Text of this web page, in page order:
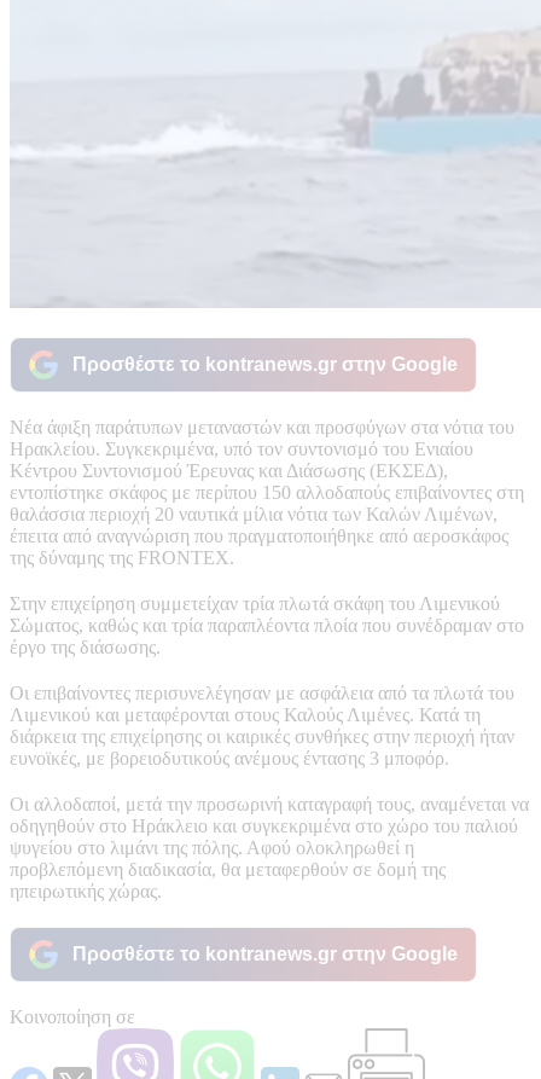
Προσθέστε το kontranews.gr στην Google
Νέα άφιξη παράτυπων μεταναστών και προσφύγων στα νότια του
Ηρακλείου. Συγκεκριμένα, υπό τον συντονισμό του Ενιαίου
Κέντρου Συντονισμού Έρευνας και Διάσωσης (ΕΚΣΕΔ),
εντοπίστηκε σκάφος με περίπου 150 αλλοδαπούς επιβαίνοντες στη
θαλάσσια περιοχή 20 ναυτικά μίλια νότια των Καλών Λιμένων,
έπειτα από αναγνώριση που πραγματοποιήθηκε από αεροσκάφος
της δύναμης της FRONTEX.
Στην επιχείρηση συμμετείχαν τρία πλωτά σκάφη του Λιμενικού
Σώματος, καθώς και τρία παραπλέοντα πλοία που συνέδραμαν στο
έργο της διάσωσης.
Οι επιβαίνοντες περισυνελέγησαν με ασφάλεια από τα πλωτά του
Λιμενικού και μεταφέρονται στους Καλούς Λιμένες. Κατά τη
διάρκεια της επιχείρησης οι καιρικές συνθήκες στην περιοχή ήταν
ευνοϊκές, με βορειοδυτικούς ανέμους έντασης 3 μποφόρ.
Οι αλλοδαποί, μετά την προσωρινή καταγραφή τους, αναμένεται να
οδηγηθούν στο Ηράκλειο και συγκεκριμένα στο χώρο του παλιού
ψυγείου στο λιμάνι της πόλης. Αφού ολοκληρωθεί η
προβλεπόμενη διαδικασία, θα μεταφερθούν σε δομή της
ηπειρωτικής χώρας.
Προσθέστε το kontranews.gr στην Google
Κοινοποίηση σε